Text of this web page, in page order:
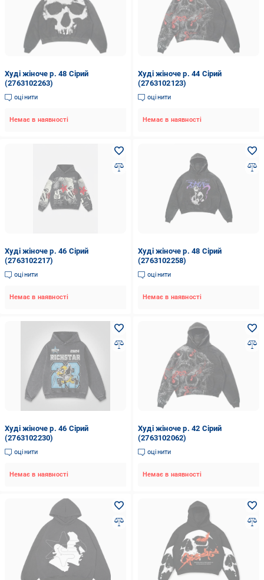
Худі жіноче р. 48 Сірий
(2763102263)
оцінити
Немає в наявності
Худі жіноче р. 44 Сірий
(2763102123)
оцінити
Немає в наявності
Худі жіноче р. 46 Сірий
(2763102217)
оцінити
Немає в наявності
Худі жіноче р. 48 Сірий
(2763102258)
оцінити
Немає в наявності
Худі жіноче р. 46 Сірий
(2763102230)
оцінити
Немає в наявності
Худі жіноче р. 42 Сірий
(2763102062)
оцінити
Немає в наявності